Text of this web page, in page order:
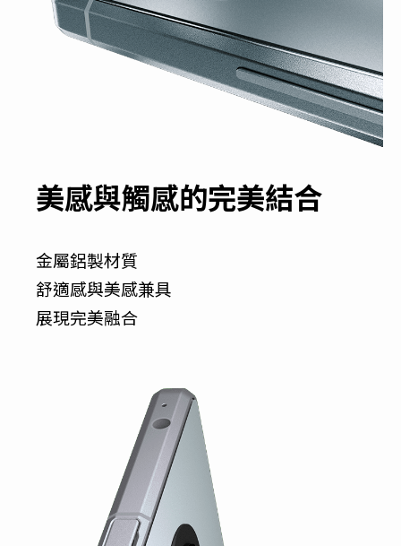
美感與觸感的完美結合
金屬鋁製材質
舒適感與美感兼具
展現完美融合